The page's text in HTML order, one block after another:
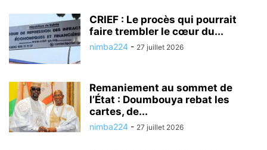
CRIEF : Le procès qui pourrait
faire trembler le cœur du...
nimba224 - 27 juillet 2026
Remaniement au sommet de
l’État : Doumbouya rebat les
cartes, de...
nimba224 - 27 juillet 2026